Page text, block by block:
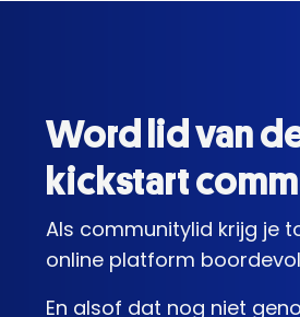
Word lid van
kickstart
Als communitylid krijg je
online platform
En alsof dat nog niet